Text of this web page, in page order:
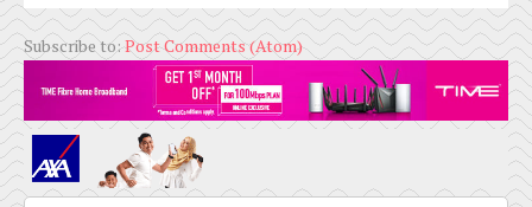
Subscribe to:Post Comments (Atom)